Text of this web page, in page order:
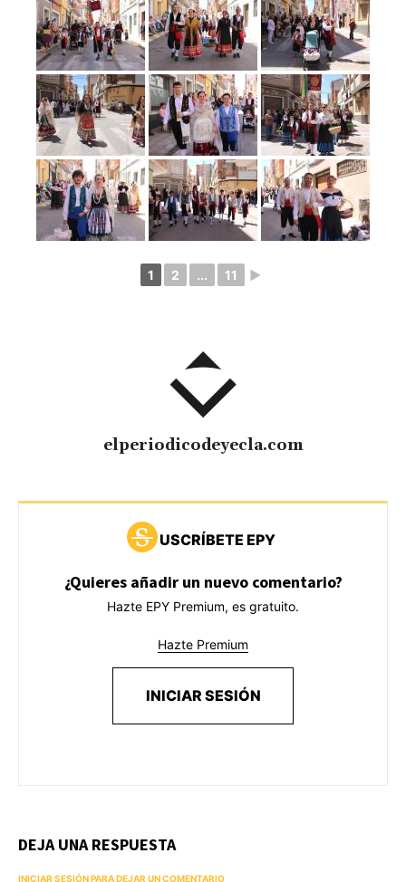
1 2 ... 11 ►
elperiodicodeyecla.com
USCRÍBETE EPY
¿Quieres añadir un nuevo comentario?
Hazte EPY Premium, es gratuito.
Hazte Premium
INICIAR SESIÓN
DEJA UNA RESPUESTA
INICIAR SESIÓN PARA DEJAR UN COMENTARIO